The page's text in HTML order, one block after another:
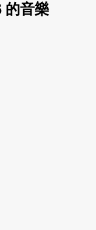
的音樂